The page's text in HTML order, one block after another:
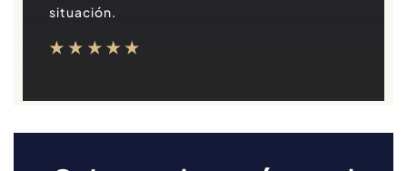
situación.